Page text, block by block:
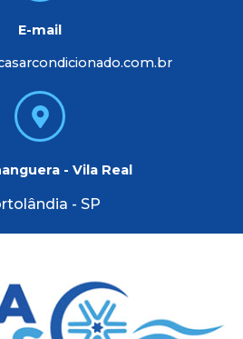
E-mail
- Vila Real
- SP